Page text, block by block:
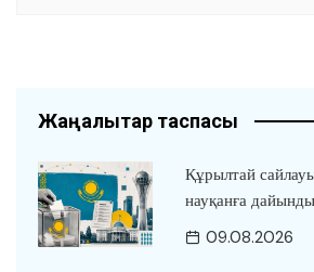
Жаңалықтар таспасы
Құрылтай
науқанға
09.08.2026